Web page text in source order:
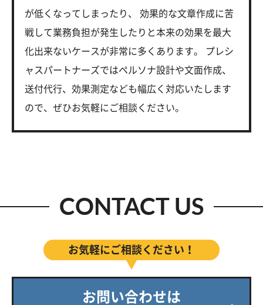
が低くなってしまったり、 効果的な文章作成に苦
戦して業務負担が発生したりと本来の効果を最大
化出来ないケースが非常に多くあります。 プレシ
ャスパートナーズではペルソナ設計や文面作成、
送付代行、効果測定なども幅広く対応いたします
ので、ぜひお気軽にご相談ください。
CONTACT US
お気軽にご相談ください！
お問い合わせは